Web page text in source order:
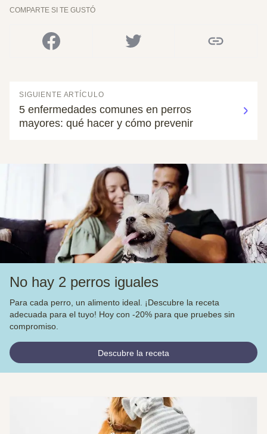
COMPARTE SI TE GUSTÓ
SIGUIENTE ARTÍCULO
5 enfermedades comunes en perros
mayores: qué hacer y cómo prevenir
No hay 2 perros iguales
Para cada perro, un alimento ideal. ¡Descubre la receta
adecuada para el tuyo! Hoy con -20% para que pruebes sin
compromiso.
Descubre la receta